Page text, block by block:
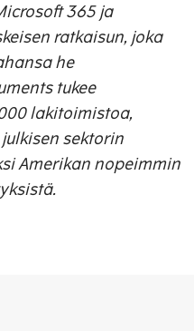
365 ja
ratkaisun, joka
he
tukee
lakitoimistoa,
sektorin
Amerikan nopeimmin